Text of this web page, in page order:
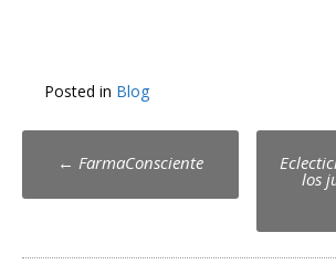
Posted in Blog
Post
navigation
← FarmaConsciente
los